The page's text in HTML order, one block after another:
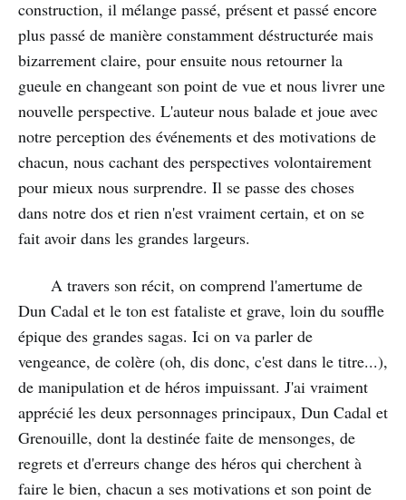
construction, il mélange passé, présent et passé encore
plus passé de manière constamment déstructurée mais
bizarrement claire, pour ensuite nous retourner la
gueule en changeant son point de vue et nous livrer une
nouvelle perspective. L'auteur nous balade et joue avec
notre perception des événements et des motivations de
chacun, nous cachant des perspectives volontairement
pour mieux nous surprendre. Il se passe des choses
dans notre dos et rien n'est vraiment certain, et on se
fait avoir dans les grandes largeurs.
A travers son récit, on comprend l'amertume de
Dun Cadal et le ton est fataliste et grave, loin du souffle
épique des grandes sagas. Ici on va parler de
vengeance, de colère (oh, dis donc, c'est dans le titre...),
de manipulation et de héros impuissant. J'ai vraiment
apprécié les deux personnages principaux, Dun Cadal et
Grenouille, dont la destinée faite de mensonges, de
regrets et d'erreurs change des héros qui cherchent à
faire le bien, chacun a ses motivations et son point de